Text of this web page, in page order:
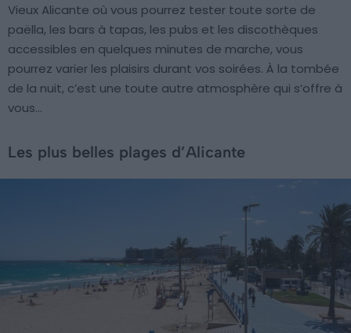
Vieux Alicante où vous pourrez tester toute sorte de
paëlla, les bars à tapas, les pubs et les discothèques
accessibles en quelques minutes de marche, vous
pourrez varier les plaisirs durant vos soirées. À la tombée
de la nuit, c’est une toute autre atmosphère qui s’offre à
vous…
Les plus belles plages d’Alicante